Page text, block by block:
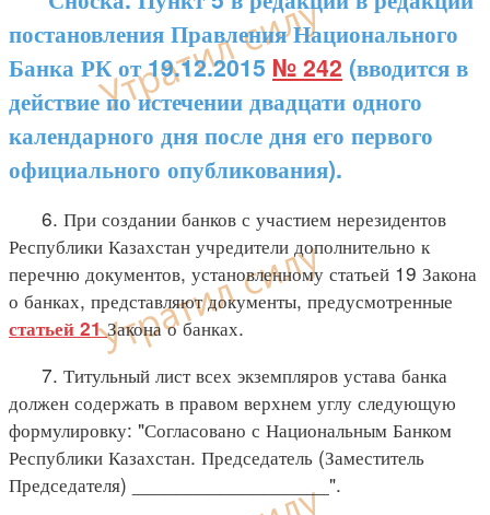
постановления Правления Национального
Банка РК от 19.12.2015 № 242 (вводится в
действие по истечении двадцати одного
календарного дня после дня его первого
официального опубликования).
6. При создании банков с участием нерезидентов
Республики Казахстан учредители дополнительно к
перечню документов, установленному статьей 19 Закона
о банках, представляют документы, предусмотренные
статьей 21Закона о банках.
7. Титульный лист всех экземпляров устава банка
должен содержать в правом верхнем углу следующую
формулировку: "Согласовано с Национальным Банком
Республики Казахстан. Председатель (Заместитель
Председателя) __________________".